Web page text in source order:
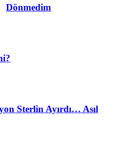
Dönmedim
Sterlin Ayırdı… Asıl